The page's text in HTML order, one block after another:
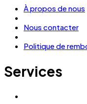
À propos de nous
Nous contacter
Politique de
Services